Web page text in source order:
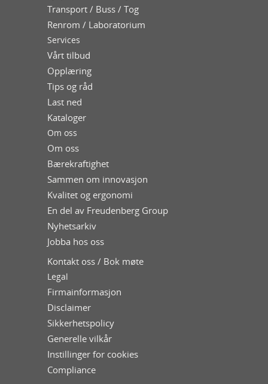
Transport / Buss / Tog
Renrom / Laboratorium
Services
Vårt tilbud
Opplæring
Tips og råd
Last ned
Kataloger
Om oss
Om oss
Bærekraftighet
Sammen om innovasjon
Kvalitet og ergonomi
En del av Freudenberg Group
Nyhetsarkiv
Jobba hos oss
Kontakt oss / Bok møte
Legal
Firmainformasjon
Disclaimer
Sikkerhetspolicy
Generelle vilkår
Instillinger for cookies
Compliance